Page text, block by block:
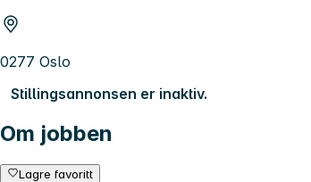
0277 Oslo
Stillingsannonsen er inaktiv.
Om jobben
Lagre favoritt